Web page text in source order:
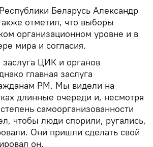
Беларусь Александр
отметил, что выборы
организационном уровне и в
мира и согласия.
ЦИК и органов
главная заслуга
РМ. Мы видели на
длинные очереди и, несмотря
самоорганизованности
чтобы люди спорили, ругались,
Они пришли сделать свой
он.